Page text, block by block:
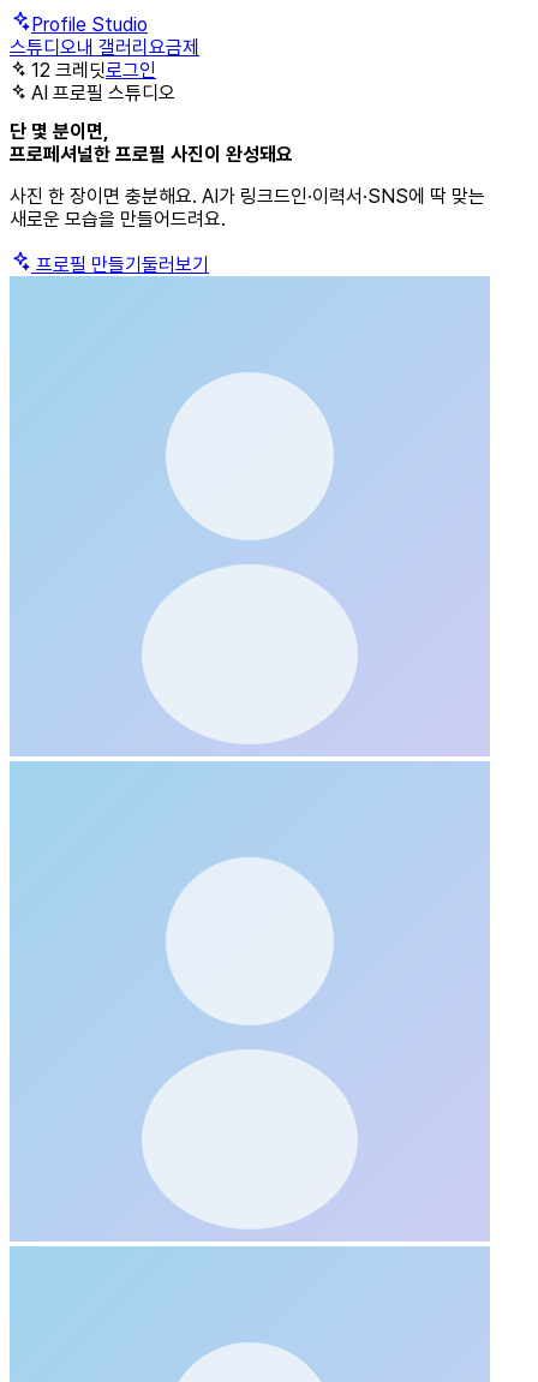
Profile Studio
스튜디오내 갤러리 요금제
12 크레딧로그인
AI 프로필 스튜디오
단 몇 분이면,
프로페셔널한 프로필 사진이 완성돼요
사진 한 장이면 충분해요. AI가 링크드인·이력서·SNS에 딱 맞는
새로운 모습을 만들어드려요.
프로필 만들기 둘러보기